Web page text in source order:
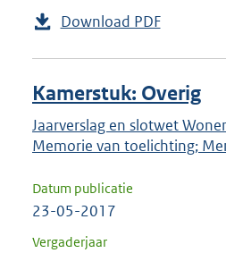
Download PDF
Kamerstuk: Overig
Jaarverslag en slotwet
Memorie van toelichting;
Datum publicatie
23-05-2017
Vergaderjaar